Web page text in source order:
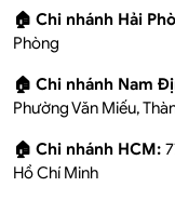
🏠 Chi nhánh Hải
Phòng
🏠 Chi nhánh Nam
Phường Văn Miếu,
🏠 Chi nhánh HCM:
Hồ Chí Minh